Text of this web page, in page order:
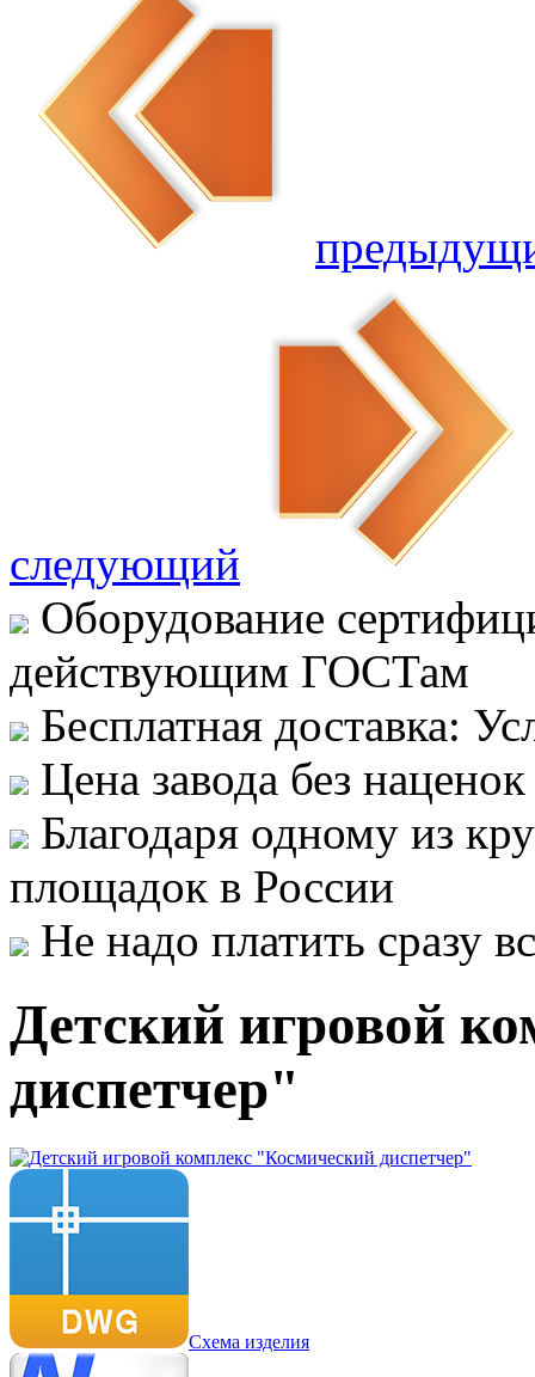
следующий
Оборудование
действующим ГОСТам
Бесплатная доставка:
Цена завода без
Благодаря одному из
площадок в России
Не надо платить сразу
Детский игровой
диспетчер"
Схема изделия